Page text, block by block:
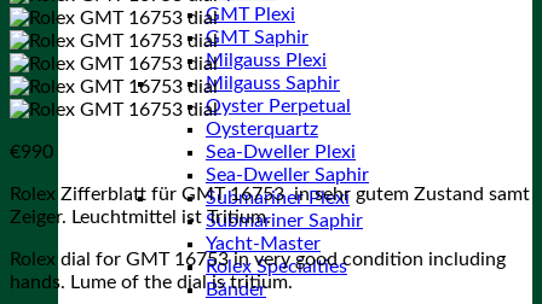
GMT Plexi
GMT Saphir
Milgauss Plexi
Milgauss Saphir
Oyster Perpetual
Oysterquartz
Sea-Dweller Plexi
Sea-Dweller Saphir
Submariner Plexi
Submariner Saphir
Yacht-Master
Rolex Specialties
Bänder
€990
Rolex Zifferblatt für GMT 16753 in sehr gutem Zustand samt
Zeiger. Leuchtmittel ist Tritium.
Rolex dial for GMT 16753 in very good condition including
hands. Lume of the dial is tritium.